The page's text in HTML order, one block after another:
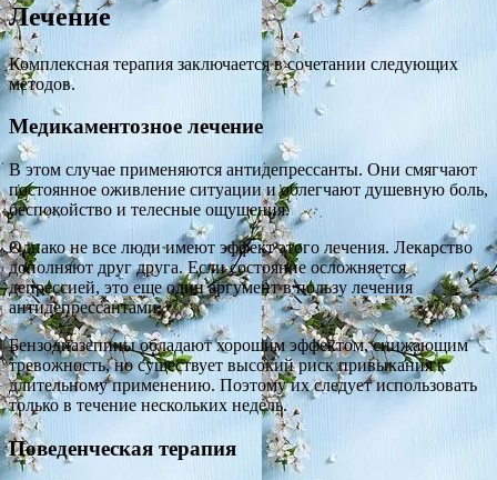
Лечение
Комплексная терапия заключается в сочетании следующих
методов.
Медикаментозное лечение
В этом случае применяются антидепрессанты. Они смягчают
постоянное оживление ситуации и облегчают душевную боль,
беспокойство и телесные ощущения.
Однако не все люди имеют эффект этого лечения. Лекарство
дополняют друг друга. Если состояние осложняется
депрессией, это еще один аргумент в пользу лечения
антидепрессантами.
Бензодиазепины обладают хорошим эффектом, снижающим
тревожность, но существует высокий риск привыкания к
длительному применению. Поэтому их следует использовать
только в течение нескольких недель.
Поведенческая терапия